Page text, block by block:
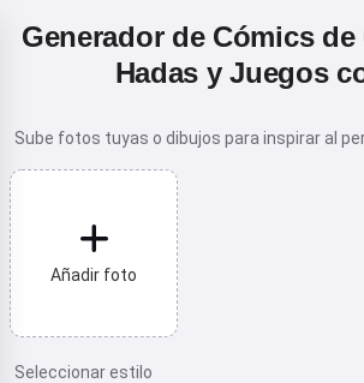
Generador de Cómics
Hadas y Juegos
Sube fotos tuyas o dibujos para inspirar al
Añadir foto
Seleccionar estilo